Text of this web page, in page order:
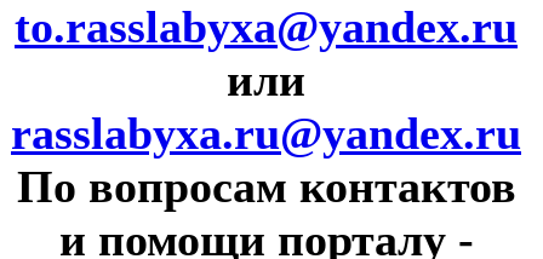
to.rasslabyxa@yandex.ru
или
rasslabyxa.ru@yandex.ru
По вопросам контактов
и помощи порталу -